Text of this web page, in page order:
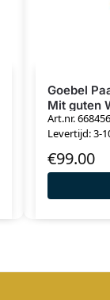
Goebel
Mit guten
Art.nr.
Levertijd: 3-
€99.00